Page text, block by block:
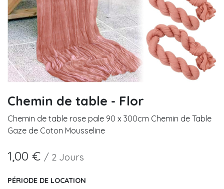
Chemin de table - Flor
Chemin de table rose pale 90 x 300cm Chemin de Table
Gaze de Coton Mousseline
1,00 € / 2 Jours
PÉRIODE DE LOCATION